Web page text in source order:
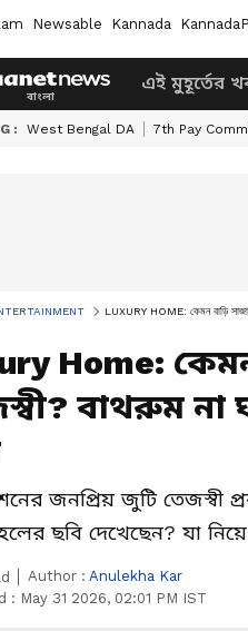
Newsable Kannada
এই মুহূর্তের
: West Bengal DA 7th Pay
LUXURY HOME: কেমন বাড়ি
Home:
বাথরুম
জনপ্রিয় জুটি তেজস্বী
ছবি দেখেছেন? যা
Author : Anulekha Kar
: May 31 2026, 02:01 PM IST